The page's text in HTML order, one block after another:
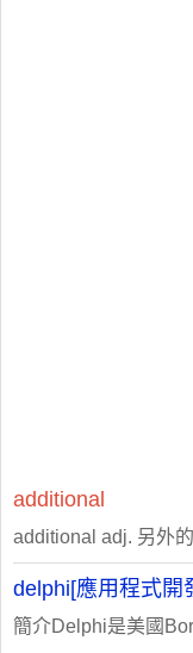
additional
additional adj. 另外
delphi[應用程式開
簡介Delphi是美國